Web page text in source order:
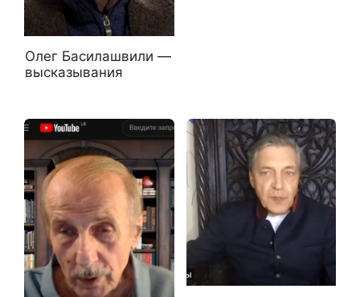
Олег Басилашвили —
высказывания